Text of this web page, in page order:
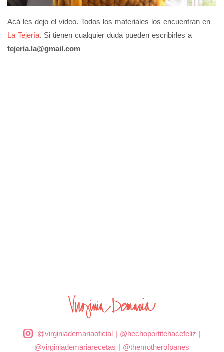
Acá les dejo el video. Todos los materiales los encuentran en
La Tejería. Si tienen cualquier duda pueden escribirles a
tejeria.la@gmail.com
@virginiademariaoficial| @hechoportitehacefeliz |
@virginiademariarecetas | @themotherofpanes